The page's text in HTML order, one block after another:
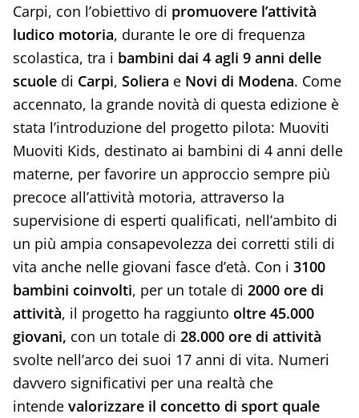
Carpi, con l’obiettivo di promuovere l’attività
ludico motoria, durante le ore di frequenza
scolastica, tra i bambini dai 4 agli 9 anni delle
scuole di Carpi, Soliera e Novi di Modena. Come
accennato, la grande novità di questa edizione è
stata l’introduzione del progetto pilota: Muoviti
Muoviti Kids, destinato ai bambini di 4 anni delle
materne, per favorire un approccio sempre più
precoce all’attività motoria, attraverso la
supervisione di esperti qualificati, nell’ambito di
un più ampia consapevolezza dei corretti stili di
vita anche nelle giovani fasce d’età. Con i 3100
bambini coinvolti, per un totale di 2000 ore di
attività, il progetto ha raggiunto oltre 45.000
giovani, con un totale di 28.000 ore di attività
svolte nell’arco dei suoi 17 anni di vita. Numeri
davvero significativi per una realtà che
intende valorizzare il concetto di sport quale